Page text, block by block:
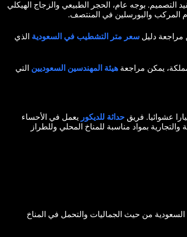
التصميم. بوجه عام، الحجر الطبيعي والزجاج الهيكلي
المركب والبورسلين في المنتصف.
مراجعةدليلسعر متر التشطيب في السعودية الذي
يمكن مراجعة هيئة المهندسين السعوديين التي
عشوائيا. فريقحداثة للديكور يعمل في الأحساء
بمواد مناسبة للمناخ المحلي وللطراز
السعودية من حيث الجماليات والتحمل في المناخ